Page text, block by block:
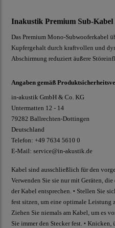
Inakustik Premium Sub-Kabel
Das Premium Mono-Subwooferkabel
Kupfergehalt durch kraftvollen und
Abschirmung reduziert äußere
Angaben gemäß
in-akustik GmbH & Co. KG
Untermatten 12 - 14
79282 Ballrechten-Dottingen
Deutschland
Telefon: +49 7634 5610 0
E-Mail: service@in-akustik.de
Kabel sind ausschließlich für den
Verwenden Sie sie nur mit Geräten,
der Kabel entsprechen. • Stellen Sie
fest sitzen, um eine optimale Leistung
Ziehen Sie niemals am Kabel, um es
Sie immer den Stecker fest. • Knicken,